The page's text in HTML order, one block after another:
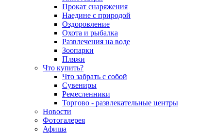
Прокат снаряжения
Наедине с природой
Оздоровление
Охота и рыбалка
Развлечения на воде
Зоопарки
Пляжи
Что купить?
Что забрать с собой
Сувениры
Ремесленники
Торгово - развлекательные центры
Новости
Фотогалерея
Афиша